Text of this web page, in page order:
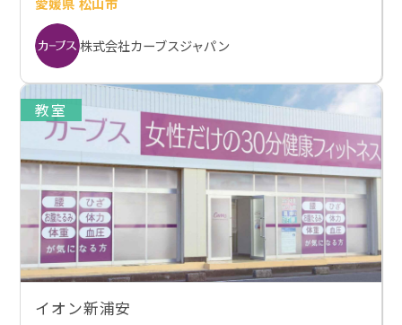
株式会社カーブスジャパン
教室
イオン新浦安